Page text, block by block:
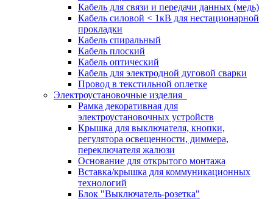
Кабель для связи и передачи данных (медь)
Кабель силовой < 1кВ для нестационарной
прокладки
Кабель спиральный
Кабель плоский
Кабель оптический
Кабель для электродной дуговой сварки
Провод в текстильной оплетке
Электроустановочные изделия
Рамка декоративная для
электроустановочных устройств
Крышка для выключателя, кнопки,
регулятора освещенности, диммера,
переключателя жалюзи
Основание для открытого монтажа
Вставка/крышка для коммуникационных
технологий
Блок "Выключатель-розетка"